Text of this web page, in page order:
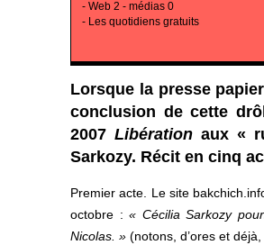
- Web 2 - médias 0
- Les quotidiens gratuits
Lorsque la presse
conclusion de cette
2007 Libération aux «
Sarkozy. Récit en cinq
Premier acte. Le site
octobre :« Cécilia Sarkozy
Nicolas. » (notons, d’ores et